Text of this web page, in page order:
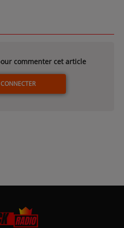
commenter cet article